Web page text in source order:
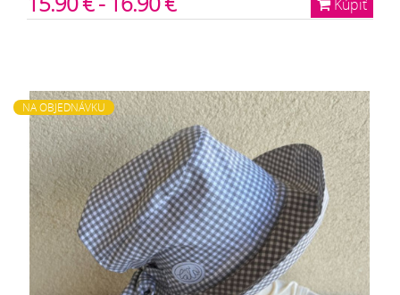
Kúpiť
NA OBJEDNÁVKU